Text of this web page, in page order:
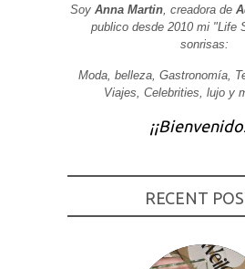
Soy Anna Martin, creadora de
publico desde 2010 mi "Life
sonrisas:
Moda, belleza, Gastronomía,
Viajes, Celebrities, lujo y
RECENT
de la web, en
base a cómo
durante tu
cookies,